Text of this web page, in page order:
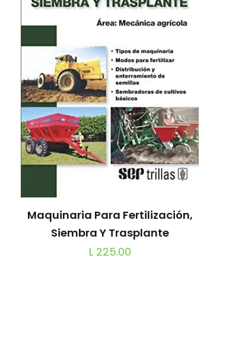
Maquinaria Para Fertilización,
Siembra Y Trasplante
L225.00